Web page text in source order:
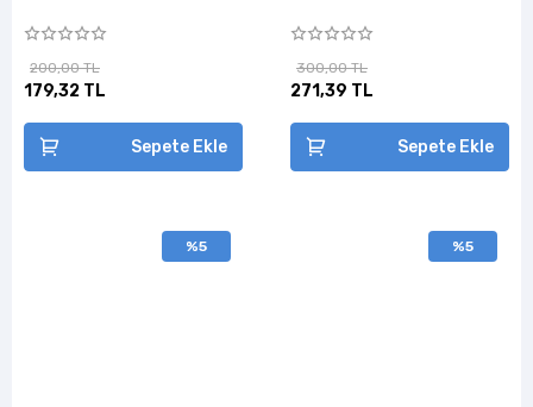
200,00 TL
179,32 TL
Sepete Ekle
300,00 TL
271,39 TL
Sepete Ekle
%5 %5